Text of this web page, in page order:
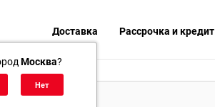
Москва?
Доставка Рассрочка и кредит